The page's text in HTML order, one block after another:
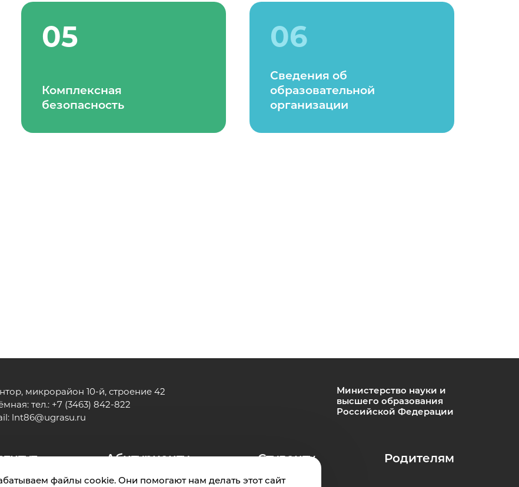
файлы cookie. Они помогают нам делать этот сайт
05
Комплексная
безопасность
06
Сведения об
образовательной
организации
микрорайон 10-й, строение 42
тел.: +7 (3463) 842-822
lnt86@ugrasu.ru
Министерство науки и
высшего образования
Российской Федерации
Абитуриенту Студенту Родителям